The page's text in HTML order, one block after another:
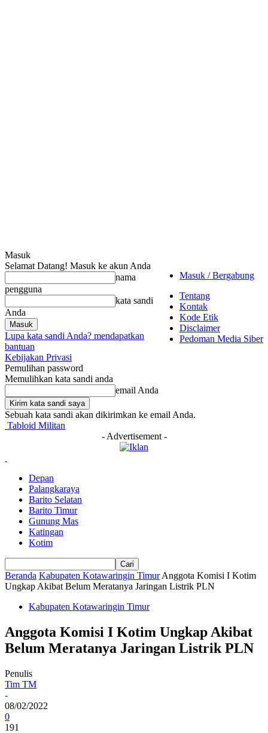
Masuk / Bergabung
Tentang
Kontak
Kode Etik
Disclaimer
Pedoman Media Siber
Masuk
Selamat Datang! Masuk ke akun Anda
nama
pengguna
kata sandi
Anda
Lupa kata sandi Anda? mendapatkan
bantuan
Kebijakan Privasi
Pemulihan password
Memulihkan kata sandi anda
email Anda
Sebuah kata sandi akan dikirimkan ke email Anda.
Tabloid Militan
- Advertisement -
Depan
Palangkaraya
Barito Selatan
Barito Timur
Gunung Mas
Katingan
Kotim
Beranda Kabupaten Kotawaringin Timur Anggota Komisi I Kotim
Ungkap Akibat Belum Meratanya Jaringan Listrik PLN
Kabupaten Kotawaringin Timur
Anggota Komisi I Kotim Ungkap Akibat
Belum Meratanya Jaringan Listrik PLN
Penulis
Tim TM
-
08/02/2022
0
191